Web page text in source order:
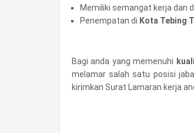
Memiliki semangat kerja dan
Penempatan di Kota Tebing
Bagi anda yang memenuhi
melamar salah satu posisi
kirimkan Surat Lamaran kerja